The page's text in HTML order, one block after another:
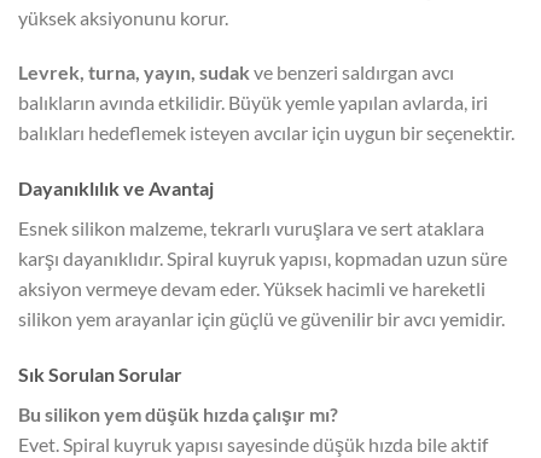
yüksek aksiyonunu korur.
Levrek, turna, yayın, sudak ve benzeri saldırgan avcı
balıkların avında etkilidir. Büyük yemle yapılan avlarda, iri
balıkları hedeflemek isteyen avcılar için uygun bir seçenektir.
Dayanıklılık ve Avantaj
Esnek silikon malzeme, tekrarlı vuruşlara ve sert ataklara
karşı dayanıklıdır. Spiral kuyruk yapısı, kopmadan uzun süre
aksiyon vermeye devam eder. Yüksek hacimli ve hareketli
silikon yem arayanlar için güçlü ve güvenilir bir avcı yemidir.
Sık Sorulan Sorular
Bu silikon yem düşük hızda çalışır mı?
Evet. Spiral kuyruk yapısı sayesinde düşük hızda bile aktif